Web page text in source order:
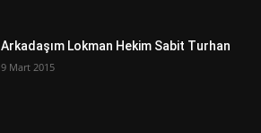
Arkadaşım Lokman Hekim Sabit Turhan
9 Mart 2015